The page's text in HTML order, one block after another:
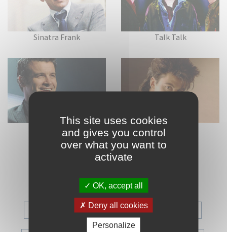
Sinatra Frank Talk Talk
Voisine Roch Young Paul
Toutes les catégories
Chanson Française
Electronique Folk Funk
This site uses cookies
and gives you control
over what you want to
activate
OK, accept all
Deny all cookies
Personalize